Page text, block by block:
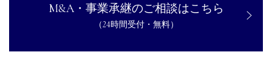
M&A・事業承継のご相談はこちら
（24時間受付・無料）